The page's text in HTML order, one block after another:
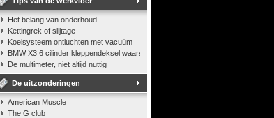
Het belang van onderhoud
Kettingrek of slijtage
Koelsysteem ontluchten met vacuüm
BMW X3 6 cilinder kleppendeksel waarshuwing
De multimeter, niet altijd nuttig
De uitzonderingen
American Muscle
The G club